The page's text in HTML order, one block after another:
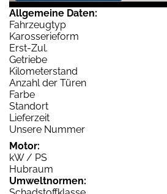
Allgemeine Daten:
Fahrzeugtyp
Karosserieform
Erst-Zul.
Getriebe
Kilometerstand
Anzahl der Türen
Farbe
Standort
Lieferzeit
Unsere Nummer
Motor:
kW / PS
Hubraum
Umweltnormen: